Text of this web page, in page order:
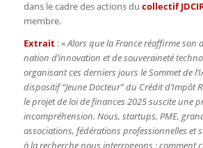
dans le cadre des actions du collectif
membre.
Extrait: «Alors que la France réaffirme son
nation d’innovation et de souveraineté
organisant ces derniers jours le Sommet de
dispositif “Jeune Docteur” du Crédit d’Impôt
le projet de loi de finances 2025 suscite une
incompréhension. Nous, startups, PME,
associations, fédérations professionnelles et
à la recherche nous interrogeons : comment